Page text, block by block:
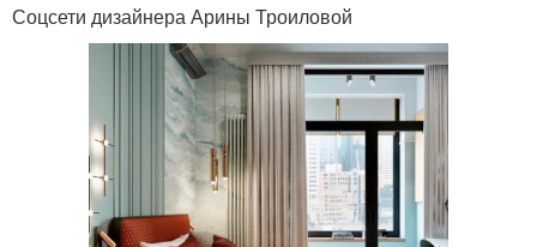
Соцсети дизайнера Арины Троиловой